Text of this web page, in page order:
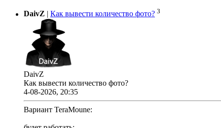
DaivZ Как вывести количество фото? 3
DaivZ
Как вывести количество фото?
4-08-2026, 20:35
Вариант TeraMoune: